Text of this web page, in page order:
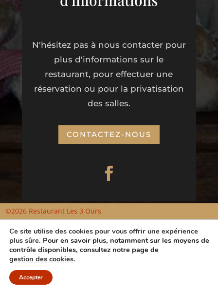
N'hésitez pas à nous contacter pour
plus d'informations sur le
restaurant, pour effectuer une
réservation ou pour la privatisation
des salles.
CONTACTEZ-NOUS
©2026 Restaurant Les 3 Ours
RESTAURANT LES TROIS OURS – Rue Centrale – 69870 Lamure
sur Azergues – 04 27 49 92 52
Mentions légales
de confidentialité
Ce site utilise des cookies pour vous offrir une expérience
plus sûre. Pour en savoir plus, notamment sur les moyens de
contrôle disponibles, consultez notre page de
gestion des cookies.
Accepter